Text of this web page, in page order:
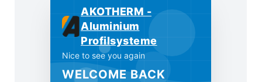
AKOTHERM -
Aluminium
Profilsysteme
Nice to see you again
WELCOME BACK